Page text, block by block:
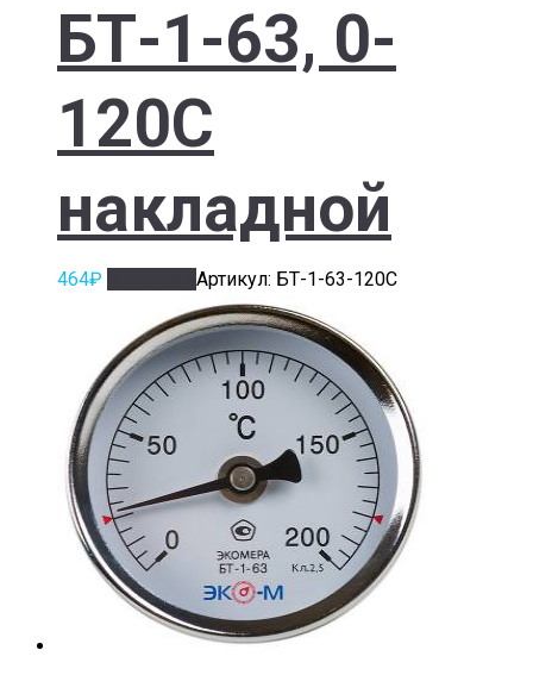
БТ-1-63, 0-
120С
накладной
464₽ Артикул: БТ-1-63-120С